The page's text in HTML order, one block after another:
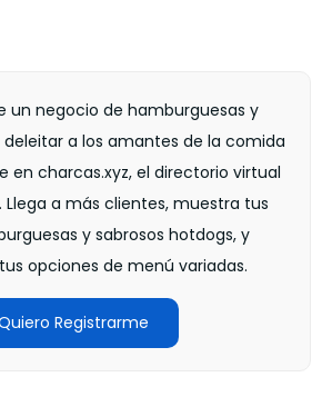
un negocio de hamburguesas y
a los amantes de la comida
en charcas.xyz, el directorio virtual
Llega a más clientes, muestra tus
y sabrosos hotdogs, y
opciones de menú variadas.
Registrarme